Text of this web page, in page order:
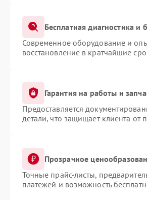
Бесплатная диагностика
Современное оборудование и
восстановление в кратчайшие
Гарантия на работы и
Предоставляется
детали, что защищает клиента от
Прозрачное
Точные прайс-листы,
платежей и возможность